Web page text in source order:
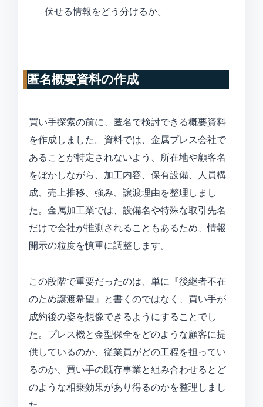
伏せる情報をどう分けるか。
匿名概要資料の作成
買い手探索の前に、匿名で検討できる概要資料
を作成しました。資料では、金属プレス会社で
あることが特定されないよう、所在地や顧客名
をぼかしながら、加工内容、保有設備、人員構
成、売上推移、強み、譲渡理由を整理しまし
た。金属加工業では、設備名や特殊な取引先名
だけで会社が推測されることもあるため、情報
開示の粒度を慎重に調整します。
この段階で重要だったのは、単に『後継者不在
のため譲渡希望』と書くのではなく、買い手が
成約後の姿を想像できるようにすることでし
た。プレス機と金型保全をどのような顧客に提
供しているのか、従業員がどの工程を担ってい
るのか、買い手の既存事業と組み合わせるとど
のような相乗効果があり得るのかを整理しまし